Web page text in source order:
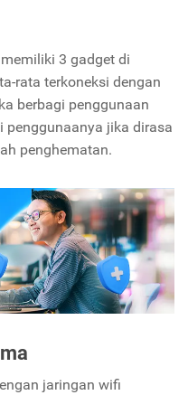
3 gadget di
rata terkoneksi dengan
berbagi penggunaan
penggunaanya jika dirasa
penghematan.
jaringan wifi